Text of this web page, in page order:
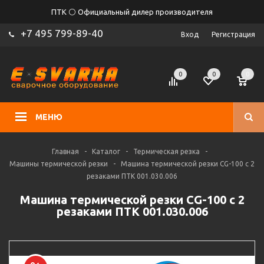
ПТК ⚪ Официальный дилер производителя
+7 495 799-89-40 Вход Регистрация
МЕНЮ
0 0
Главная - Каталог - Термическая резка
-
Машины термической резки
-
Машина термической резки CG-100 с 2
резаками ПТК 001.030.006
Машина термической резки CG-100 с 2
резаками ПТК 001.030.006